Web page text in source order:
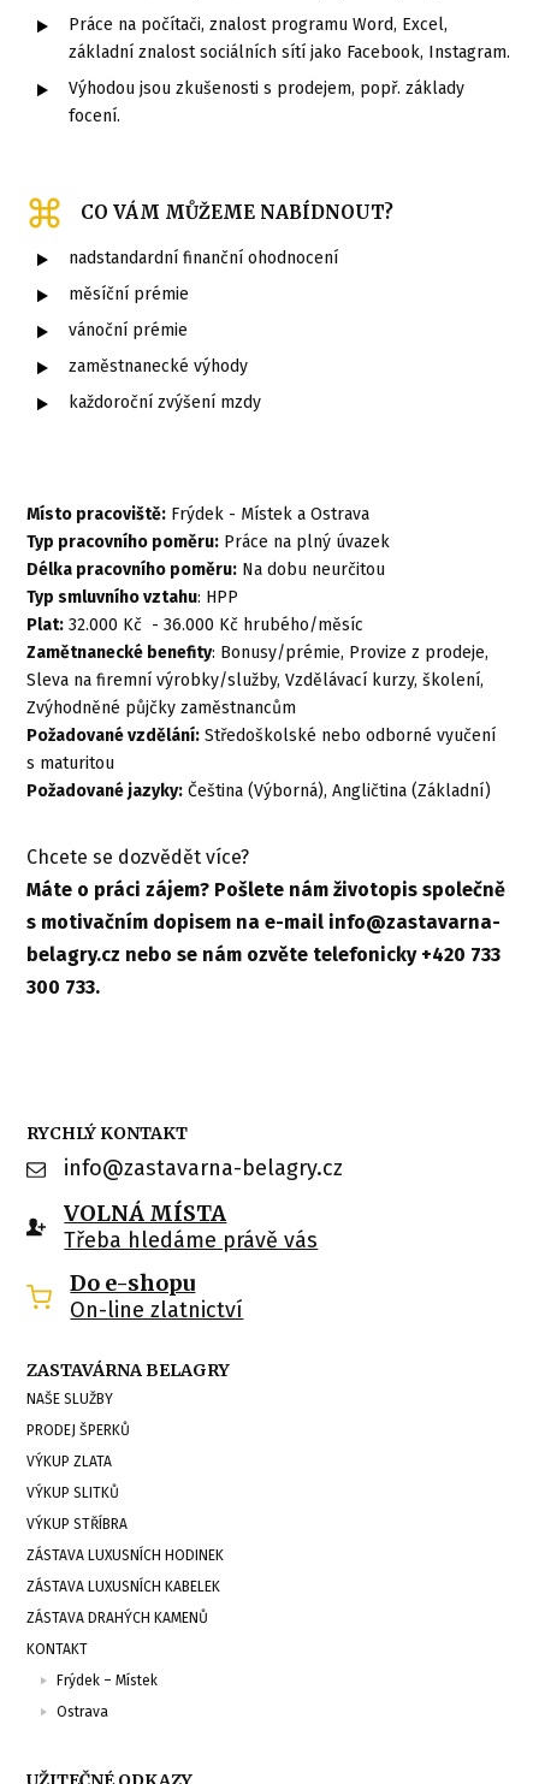
Práce na počítači, znalost programu Word, Excel,
základní znalost sociálních sítí jako Facebook, Instagram.
Výhodou jsou zkušenosti s prodejem, popř. základy
focení.
CO VÁM MŮŽEME NABÍDNOUT?
nadstandardní finanční ohodnocení
měsíční prémie
vánoční prémie
zaměstnanecké výhody
každoroční zvýšení mzdy
Místo pracoviště: Frýdek - Místek a Ostrava
Typ pracovního poměru: Práce na plný úvazek
Délka pracovního poměru: Na dobu neurčitou
Typ smluvního vztahu: HPP
Plat: 32.000 Kč - 36.000 Kč hrubého/měsíc
Zamětnanecké benefity: Bonusy/prémie, Provize z prodeje,
Sleva na firemní výrobky/služby, Vzdělávací kurzy, školení,
Zvýhodněné půjčky zaměstnancům
Požadované vzdělání: Středoškolské nebo odborné vyučení
s maturitou
Požadované jazyky: Čeština (Výborná), Angličtina (Základní)
Chcete se dozvědět více?
Máte o práci zájem? Pošlete nám životopis společně
s motivačním dopisem na e-mail info@zastavarna-
belagry.cz nebo se nám ozvěte telefonicky +420 733
300 733.
RYCHLÝ KONTAKT
info@zastavarna-belagry.cz
VOLNÁ MÍSTA
Třeba hledáme právě vás
Do e-shopu
On-line zlatnictví
ZASTAVÁRNA BELAGRY
NAŠE SLUŽBY
PRODEJ ŠPERKŮ
VÝKUP ZLATA
VÝKUP SLITKŮ
VÝKUP STŘÍBRA
ZÁSTAVA LUXUSNÍCH HODINEK
ZÁSTAVA LUXUSNÍCH KABELEK
ZÁSTAVA DRAHÝCH KAMENŮ
KONTAKT
Frýdek – Místek
Ostrava